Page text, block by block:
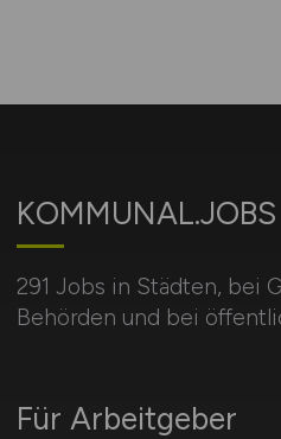
KOMMUNAL.JOBS
291 Jobs in Städten, bei
Behörden und bei
Für Arbeitgeber